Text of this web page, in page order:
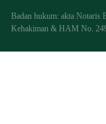
Badan hukum: akta
Kehakiman & HAM No.